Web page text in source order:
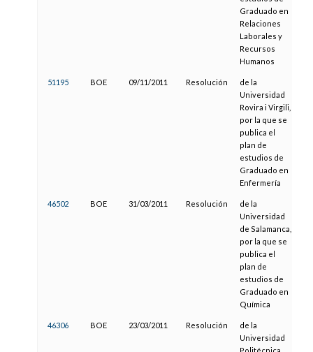
Graduado en
Relaciones
Laborales y
Recursos
Humanos
51195 BOE 09/11/2011 Resolución
de la
Universidad
Rovira i Virgili,
por la que se
publica el
plan de
estudios de
Graduado en
Enfermería
46502 BOE 31/03/2011 Resolución
de la
Universidad
de Salamanca,
por la que se
publica el
plan de
estudios de
Graduado en
Química
46306 BOE 23/03/2011 Resolución
de la
Universidad